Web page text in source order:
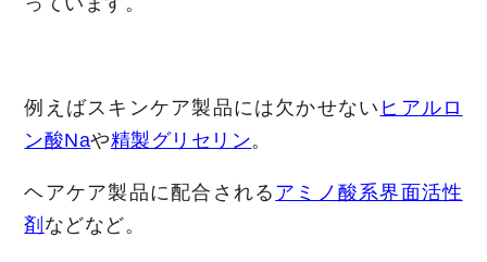
例えばスキンケア製品には欠かせない ヒアルロ
ン酸Naや精製グリセリン。
ヘアケア製品に配合される アミノ酸系界面活性
剤 などなど。